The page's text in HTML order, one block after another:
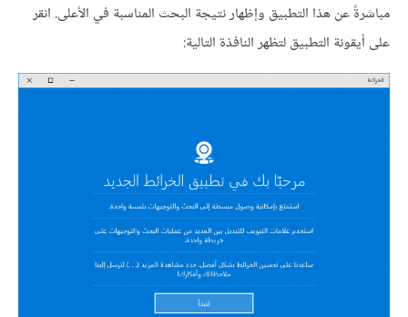
مباشرةً عن هذا التطبيق وإظهار نتيجة البحث المناسبة في الأعلى. انقر
على أيقونة التطبيق لتظهر النافذة التالية: